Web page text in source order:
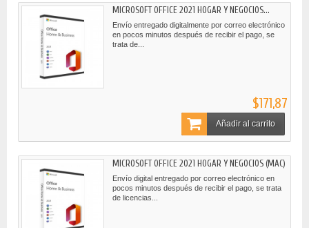
MICROSOFT OFFICE 2021 HOGAR Y NEGOCIOS...
Envío entregado digitalmente por correo electrónico
en pocos minutos después de recibir el pago, se
trata de...
$171,87
Añadir al carrito
MICROSOFT OFFICE 2021 HOGAR Y NEGOCIOS (MAC)
Envío digital entregado por correo electrónico en
pocos minutos después de recibir el pago, se trata
de licencias...